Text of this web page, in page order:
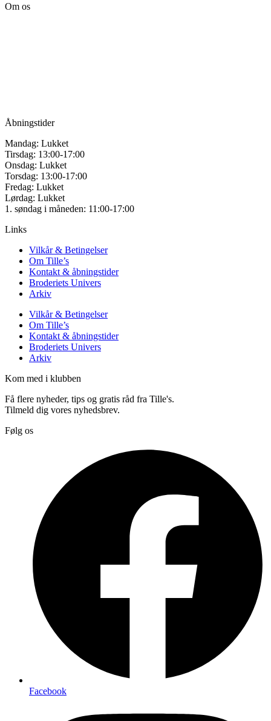
Om os
Åbningstider
Mandag: Lukket
Tirsdag: 13:00-17:00
Onsdag: Lukket
Torsdag: 13:00-17:00
Fredag: Lukket
Lørdag: Lukket
1. søndag i måneden: 11:00-17:00
Links
Vilkår & Betingelser
Om Tille’s
Kontakt & åbningstider
Broderiets Univers
Arkiv
Vilkår & Betingelser
Om Tille’s
Kontakt & åbningstider
Broderiets Univers
Arkiv
Kom med i klubben
Få flere nyheder, tips og gratis råd fra Tille's.
Tilmeld dig vores nyhedsbrev.
Følg os
Facebook